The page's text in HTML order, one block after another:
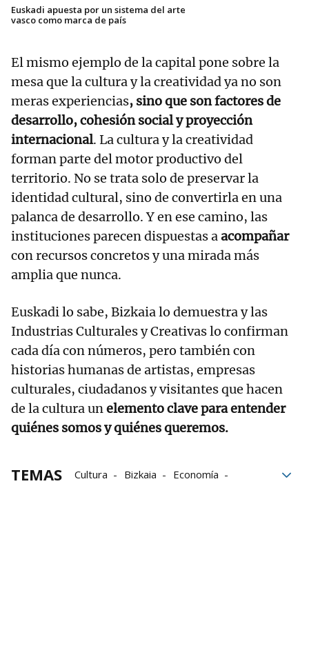
Euskadi apuesta por un sistema del arte
vasco como marca de país
El mismo ejemplo de la capital pone sobre la
mesa que la cultura y la creatividad ya no son
meras experiencias, sino que son factores de
desarrollo, cohesión social y proyección
internacional. La cultura y la creatividad
forman parte del motor productivo del
territorio. No se trata solo de preservar la
identidad cultural, sino de convertirla en una
palanca de desarrollo. Y en ese camino, las
instituciones parecen dispuestas aacompañar
con recursos concretos y una mirada más
amplia que nunca.
Euskadi lo sabe, Bizkaia lo demuestra y las
Industrias Culturales y Creativas lo confirman
cada día con números, pero también con
historias humanas de artistas, empresas
culturales, ciudadanos y visitantes que hacen
de la cultura unelemento clave para entender
quiénes somos y quiénes queremos.
TEMAS Cultura Bizkaia
Economía